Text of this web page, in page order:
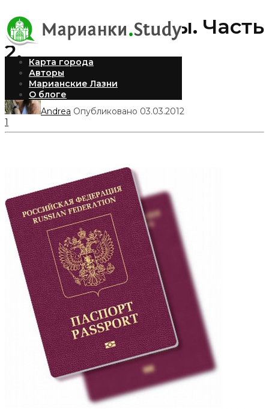
Карта города
Авторы
Марианские Лазни
О блоге
Продление визы. Часть
2.
Andrea Опубликовано 03.03.2012
1